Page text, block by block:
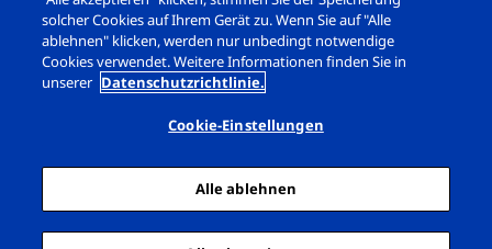
Global Website
Copyright © Fresenius Medical Care (Schweiz)
AG. 2026. All rights reserved
Impressum
Datenschutz
Cookie Einstellungen
Sitemap
solcher Cookies auf Ihrem Gerät zu. Wenn Sie auf "Alle
ablehnen" klicken, werden nur unbedingt notwendige
Cookies verwendet. Weitere Informationen finden Sie in
unserer Datenschutzrichtlinie.
Cookie-Einstellungen
Alle ablehnen